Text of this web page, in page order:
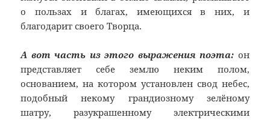
о пользах и благах, имеющихся в них, и
благодарит своего Творца.
А вот часть из этого выражения поэта: он
представляет себе землю неким полом,
основанием, на котором установлен свод небес,
подобный некому грандиозному зелёному
шатру, разукрашенному электрическими